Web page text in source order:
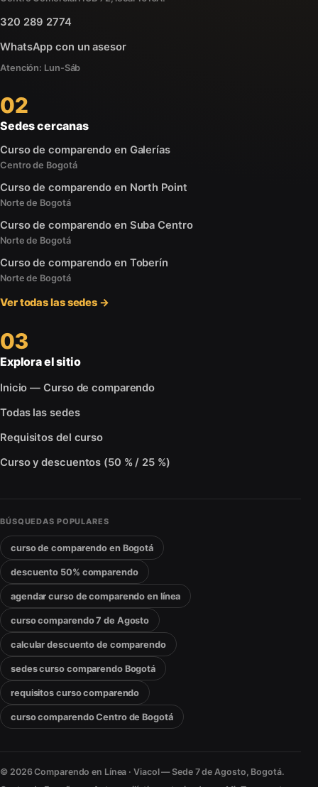
320 289 2774
WhatsApp con un asesor
Atención: Lun-Sáb
02
Sedes cercanas
Curso de comparendo en Galerías
Centro de Bogotá
Curso de comparendo en North Point
Norte de Bogotá
Curso de comparendo en Suba Centro
Norte de Bogotá
Curso de comparendo en Toberín
Norte de Bogotá
Ver todas las sedes →
03
Explora el sitio
Inicio — Curso de comparendo
Todas las sedes
Requisitos del curso
Curso y descuentos (50 % / 25 %)
BÚSQUEDAS POPULARES
curso de comparendo en Bogotá
descuento 50% comparendo
agendar curso de comparendo en línea
curso comparendo 7 de Agosto
calcular descuento de comparendo
sedes curso comparendo Bogotá
requisitos curso comparendo
curso comparendo Centro de Bogotá
© 2026 Comparendo en Línea · Viacol — Sede 7 de Agosto, Bogotá.